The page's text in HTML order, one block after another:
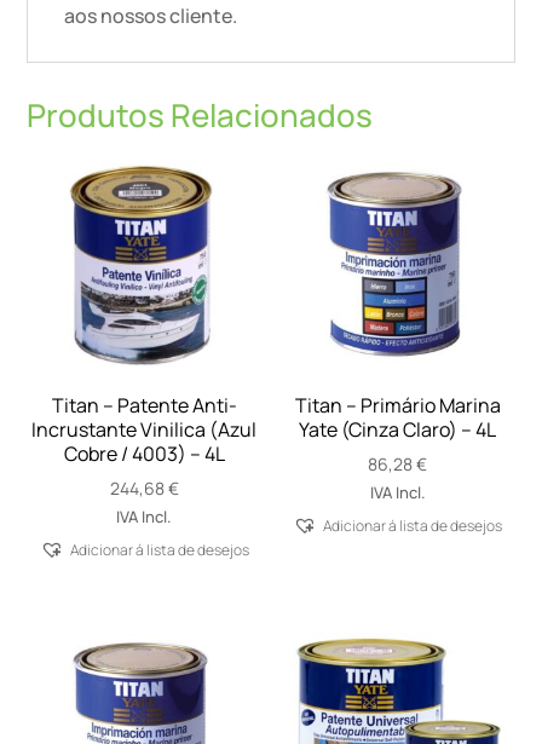
aos nossos cliente.
Produtos Relacionados
Titan – Patente Anti-
Incrustante Vinilica (Azul
Cobre / 4003) – 4L
244,68€
IVA Incl.
Adicionar á lista de desejos
Titan – Primário Marina
Yate (Cinza Claro) – 4L
86,28€
IVA Incl.
Adicionar á lista de desejos